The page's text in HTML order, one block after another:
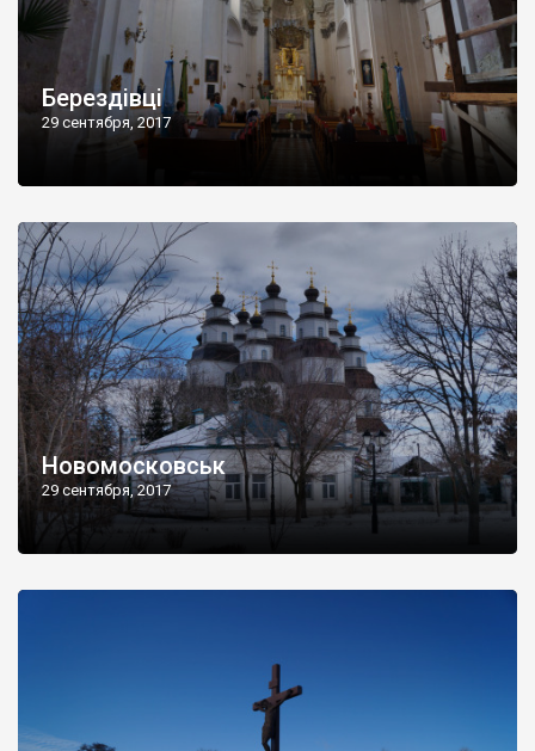
Берездівці
29 сентября, 2017
Новомосковськ
29 сентября, 2017